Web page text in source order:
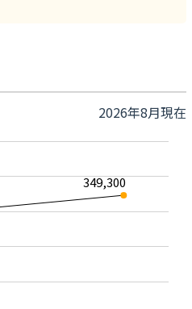
2026年8月現在
349,300